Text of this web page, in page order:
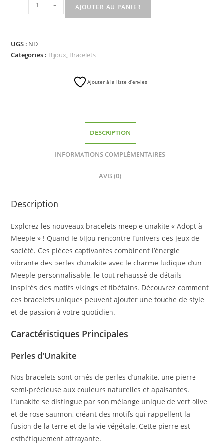
- + AJOUTER AU PANIER
UGS : ND
Catégories : Bijoux, Bracelets
Ajouter à la liste d’envies
DESCRIPTION
INFORMATIONS COMPLÉMENTAIRES
AVIS (0)
Description
Explorez les nouveaux bracelets meeple unakite « Adopt à
Meeple » ! Quand le bijou rencontre l’univers des jeux de
société. Ces pièces captivantes combinent l’énergie
vibrante des perles d’unakite avec le charme ludique d’un
Meeple personnalisable, le tout rehaussé de détails
inspirés des motifs vikings et tibétains. Découvrez comment
ces bracelets uniques peuvent ajouter une touche de style
et de passion à votre quotidien.
Caractéristiques Principales
Perles d’Unakite
Nos bracelets sont ornés de perles d’unakite, une pierre
semi-précieuse aux couleurs naturelles et apaisantes.
L’unakite se distingue par son mélange unique de vert olive
et de rose saumon, créant des motifs qui rappellent la
fusion de la terre et de la vie végétale. Cette pierre est
esthétiquement attrayante.